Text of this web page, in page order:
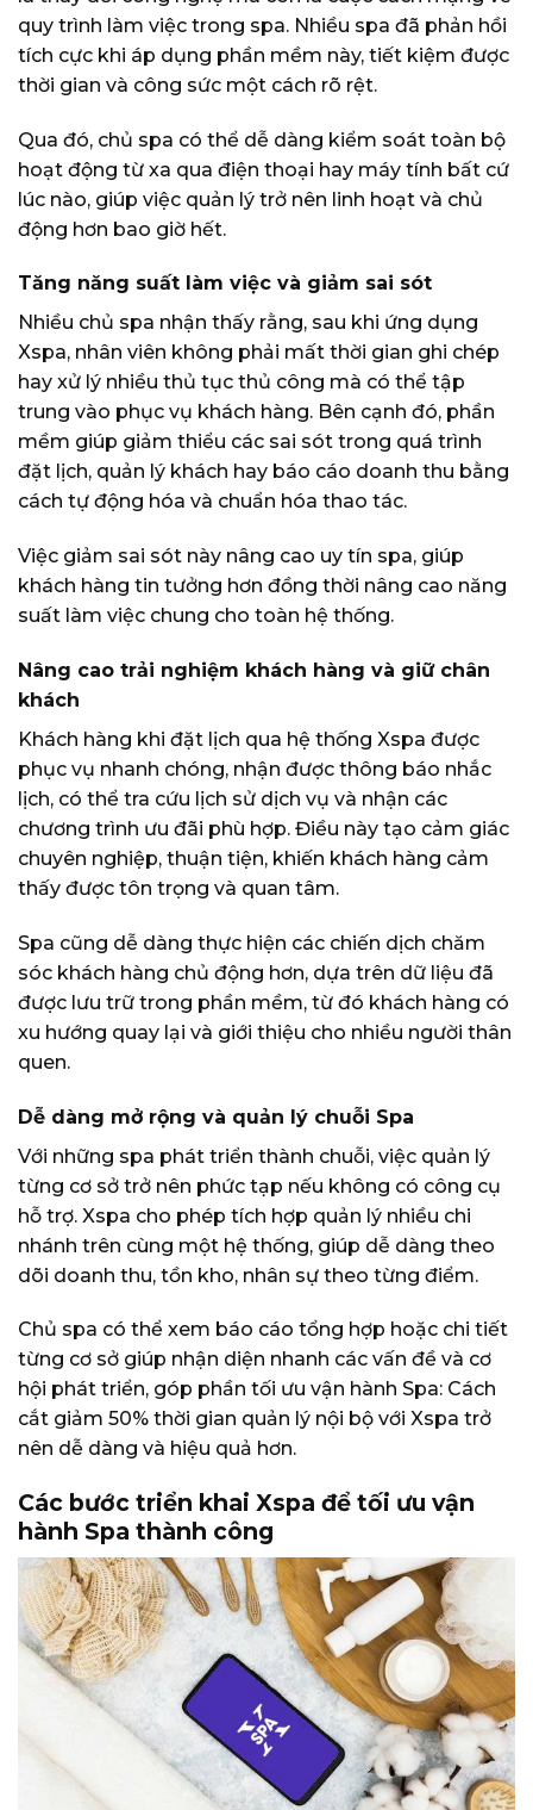
quy trình làm việc trong spa. Nhiều spa đã phản hồi
tích cực khi áp dụng phần mềm này, tiết kiệm được
thời gian và công sức một cách rõ rệt.
Qua đó, chủ spa có thể dễ dàng kiểm soát toàn bộ
hoạt động từ xa qua điện thoại hay máy tính bất cứ
lúc nào, giúp việc quản lý trở nên linh hoạt và chủ
động hơn bao giờ hết.
Tăng năng suất làm việc và giảm sai sót
Nhiều chủ spa nhận thấy rằng, sau khi ứng dụng
Xspa, nhân viên không phải mất thời gian ghi chép
hay xử lý nhiều thủ tục thủ công mà có thể tập
trung vào phục vụ khách hàng. Bên cạnh đó, phần
mềm giúp giảm thiểu các sai sót trong quá trình
đặt lịch, quản lý khách hay báo cáo doanh thu bằng
cách tự động hóa và chuẩn hóa thao tác.
Việc giảm sai sót này nâng cao uy tín spa, giúp
khách hàng tin tưởng hơn đồng thời nâng cao năng
suất làm việc chung cho toàn hệ thống.
Nâng cao trải nghiệm khách hàng và giữ chân
khách
Khách hàng khi đặt lịch qua hệ thống Xspa được
phục vụ nhanh chóng, nhận được thông báo nhắc
lịch, có thể tra cứu lịch sử dịch vụ và nhận các
chương trình ưu đãi phù hợp. Điều này tạo cảm giác
chuyên nghiệp, thuận tiện, khiến khách hàng cảm
thấy được tôn trọng và quan tâm.
Spa cũng dễ dàng thực hiện các chiến dịch chăm
sóc khách hàng chủ động hơn, dựa trên dữ liệu đã
được lưu trữ trong phần mềm, từ đó khách hàng có
xu hướng quay lại và giới thiệu cho nhiều người thân
quen.
Dễ dàng mở rộng và quản lý chuỗi Spa
Với những spa phát triển thành chuỗi, việc quản lý
từng cơ sở trở nên phức tạp nếu không có công cụ
hỗ trợ. Xspa cho phép tích hợp quản lý nhiều chi
nhánh trên cùng một hệ thống, giúp dễ dàng theo
dõi doanh thu, tồn kho, nhân sự theo từng điểm.
Chủ spa có thể xem báo cáo tổng hợp hoặc chi tiết
từng cơ sở giúp nhận diện nhanh các vấn đề và cơ
hội phát triển, góp phần tối ưu vận hành Spa: Cách
cắt giảm 50% thời gian quản lý nội bộ với Xspa trở
nên dễ dàng và hiệu quả hơn.
Các bước triển khai Xspa để tối ưu vận
hành Spa thành công